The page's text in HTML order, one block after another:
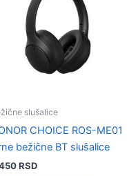
slušalice
CHOICE ROS-ME01
bežične BT slušalice
RSD